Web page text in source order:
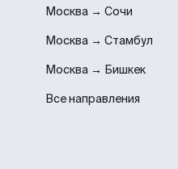
Москва → Сочи
Москва → Стамбул
Москва → Бишкек
Все направления